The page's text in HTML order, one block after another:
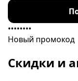
••••••••
Новый промокод
Скидки и